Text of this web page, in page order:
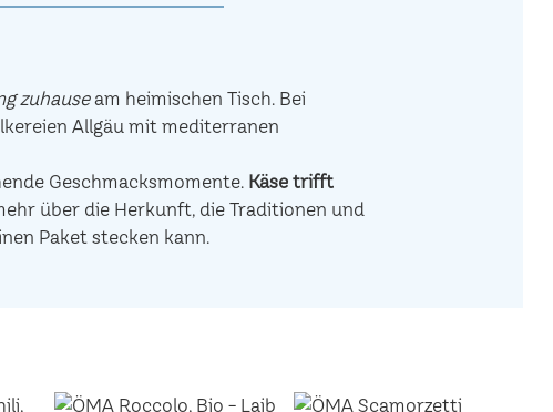
zuhauseam heimischen Tisch. Bei
Allgäu mit mediterranen
Geschmacksmomente. Käse trifft
über die Herkunft, die Traditionen und
Paket stecken kann.